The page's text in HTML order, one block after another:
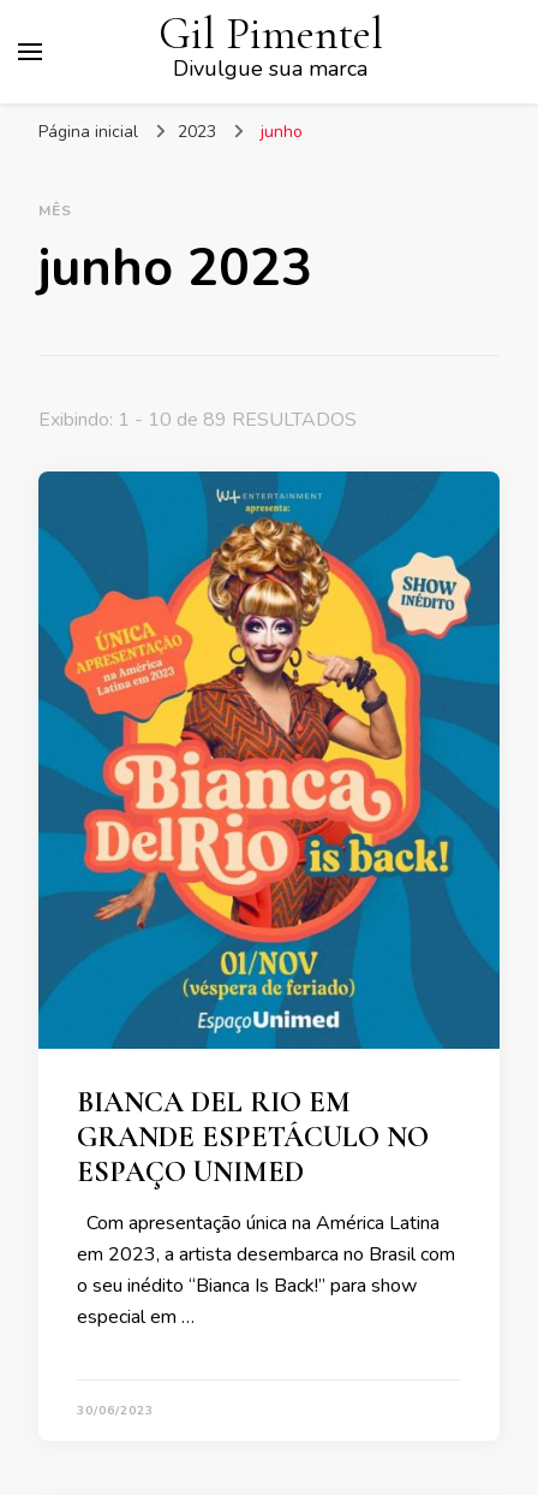
Gil Pimentel
Divulgue sua marca
Página inicial 2023 junho
MÊS
junho 2023
Exibindo: 1 - 10 de 89 RESULTADOS
BIANCA DEL RIO EM
GRANDE ESPETÁCULO NO
ESPAÇO UNIMED
Com apresentação única na América Latina
em 2023, a artista desembarca no Brasil com
o seu inédito “Bianca Is Back!” para show
especial em …
30/06/2023